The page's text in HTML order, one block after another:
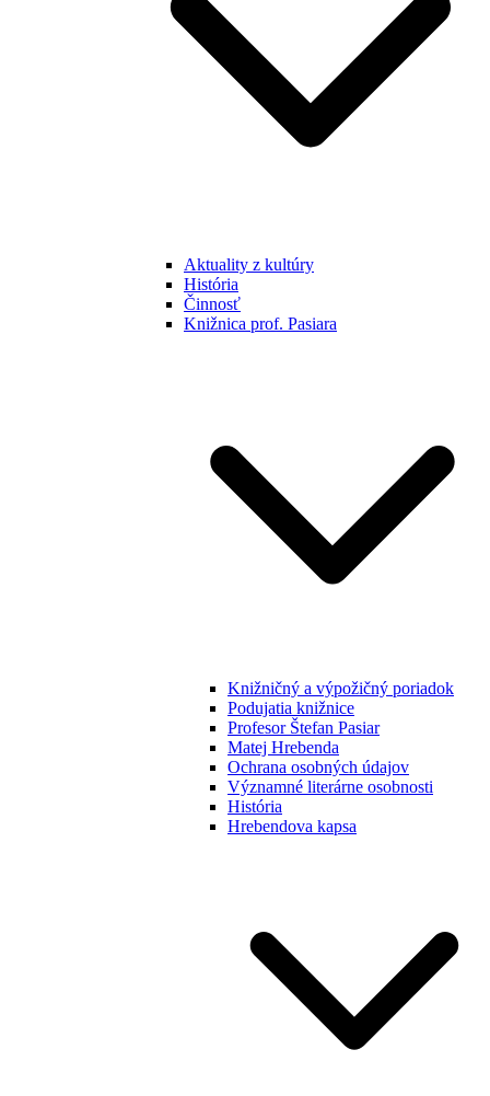
Aktuality z kultúry
História
Činnosť
Knižnica prof. Pasiara
Knižničný a výpožičný poriadok
Podujatia knižnice
Profesor Štefan Pasiar
Matej Hrebenda
Ochrana osobných údajov
Významné literárne osobnosti
História
Hrebendova kapsa